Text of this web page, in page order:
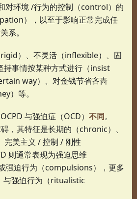
对环境 /行为的控制（control）的
），以至于影响正常完成任
系。
）、不灵活（inflexible）、固
事情按某种方式进行（insist
way）、对金钱节省吝啬
）等。
与强迫症（OCD） 不同。
，其特征是长期的（chronic）、
完美主义 / 控制 / 刚性
则通常表现为强迫思维
强迫行为（compulsions），更多
与强迫行为（ritualistic